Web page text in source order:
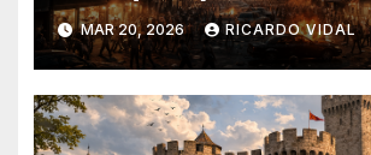
MAR 20, 2026 RICARDO VIDAL